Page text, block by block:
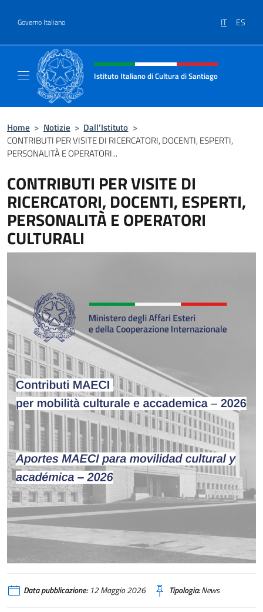
Governo Italiano IT ES
Intestazione sito, social e menù
Istituto Italiano di Cultura di Santiago
Home > Notizie > Dall’Istituto >
CONTRIBUTI PER VISITE DI RICERCATORI, DOCENTI, ESPERTI,
PERSONALITÀ E OPERATORI...
CONTRIBUTI PER VISITE DI
RICERCATORI, DOCENTI, ESPERTI,
PERSONALITÀ E OPERATORI
CULTURALI
Data pubblicazione:12 Maggio 2026 Tipologia:News